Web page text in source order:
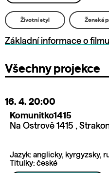
Životní styl Ženská
Základní informace o filmu
Všechny projekce
16. 4. 20:00
Komunitko1415
Na Ostrově 1415 ,
Jazyk: anglicky, kyrgyzsky,
Titulky: české